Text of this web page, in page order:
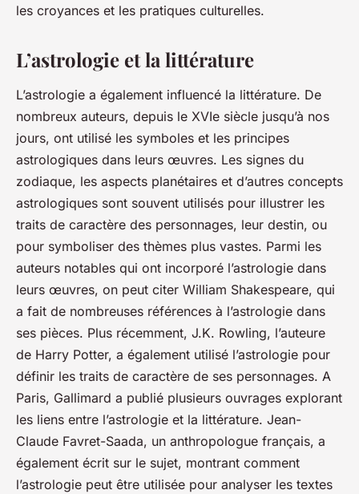
les croyances et les pratiques culturelles.
L’astrologie et la littérature
L’astrologie a également influencé la littérature. De
nombreux auteurs, depuis le XVIe siècle jusqu’à nos
jours, ont utilisé les symboles et les principes
astrologiques dans leurs œuvres. Les signes du
zodiaque, les aspects planétaires et d’autres concepts
astrologiques sont souvent utilisés pour illustrer les
traits de caractère des personnages, leur destin, ou
pour symboliser des thèmes plus vastes. Parmi les
auteurs notables qui ont incorporé l’astrologie dans
leurs œuvres, on peut citer William Shakespeare, qui
a fait de nombreuses références à l’astrologie dans
ses pièces. Plus récemment, J.K. Rowling, l’auteure
de Harry Potter, a également utilisé l’astrologie pour
définir les traits de caractère de ses personnages. A
Paris, Gallimard a publié plusieurs ouvrages explorant
les liens entre l’astrologie et la littérature. Jean-
Claude Favret-Saada, un anthropologue français, a
également écrit sur le sujet, montrant comment
l’astrologie peut être utilisée pour analyser les textes